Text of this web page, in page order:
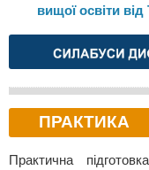
вищої освіти
ПРАКТИКА
Практична